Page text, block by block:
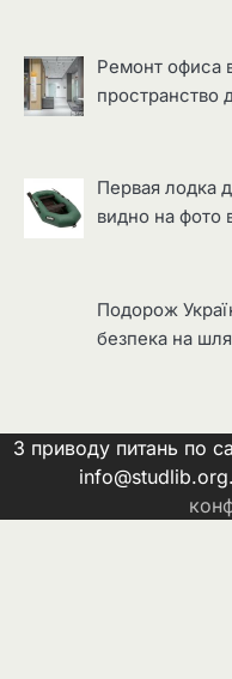
Ремонт офиса
пространство
Первая лодка
видно на фото
Подорож
безпека на
З приводу питань по